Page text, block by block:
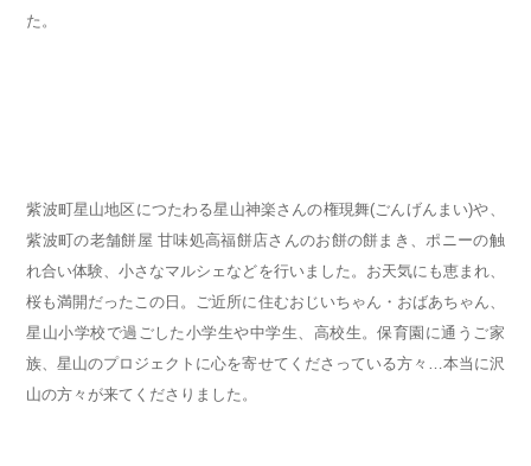
た。
紫波町星山地区につたわる星山神楽さんの権現舞(ごんげんまい)や、
紫波町の老舗餅屋 甘味処高福餅店さんのお餅の餅まき、ポニーの触
れ合い体験、小さなマルシェなどを行いました。お天気にも恵まれ、
桜も満開だったこの日。ご近所に住むおじいちゃん・おばあちゃん、
星山小学校で過ごした小学生や中学生、高校生。保育園に通うご家
族、星山のプロジェクトに心を寄せてくださっている方々…本当に沢
山の方々が来てくださりました。